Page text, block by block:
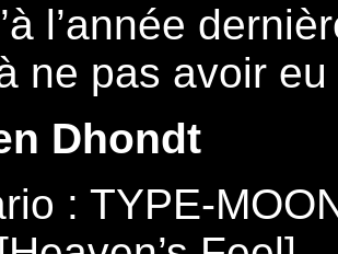
l’année
ne pas avoir
Dhondt
: TYPE-